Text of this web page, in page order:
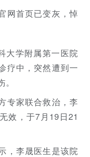
网首页已变灰，悼
大学附属第一医院
疗中，突然遭到一
专家联合救治，李
效，于7月19日21
，李晟医生是该院